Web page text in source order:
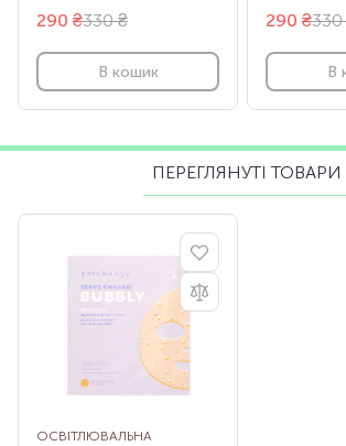
330 ₴
290 ₴
В кошик
330
290 ₴
В
ПЕРЕГЛЯНУТІ ТОВАРИ
ОСВІТЛЮВАЛЬНА